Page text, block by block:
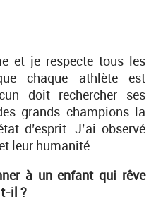
et je respecte tous les
chaque athlète est
doit rechercher ses
grands champions la
d’esprit. J’ai observé
leur humanité.
à un enfant qui rêve
il ?